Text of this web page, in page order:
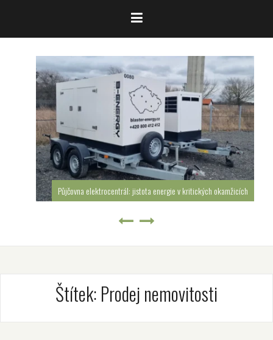
Půjčovna elektrocentrál: jistota energie v kritických okamžicích
Štítek: Prodej nemovitosti